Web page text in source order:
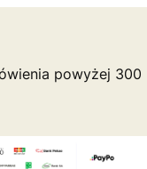
powyżej 300